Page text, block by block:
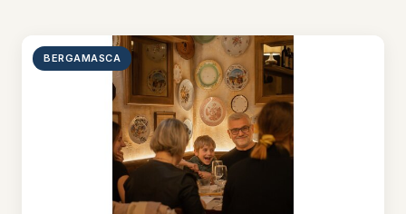
BERGAMASCA